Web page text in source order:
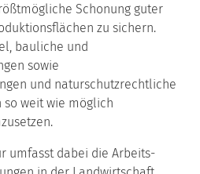
Schonung guter
zu sichern.
bauliche und
sowie
und naturschutzrechtliche
weit wie möglich
umfasst dabei die Arbeits-